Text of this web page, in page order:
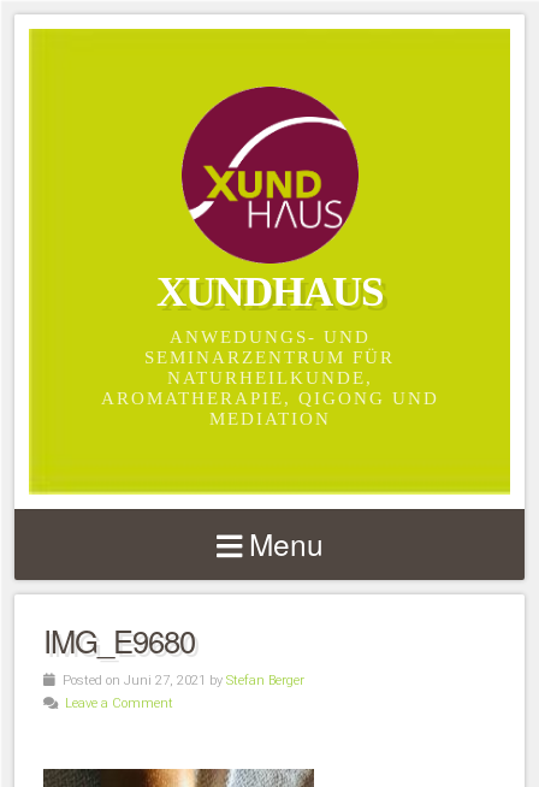
XUNDHAUS
ANWEDUNGS- UND
SEMINARZENTRUM FÜR
NATURHEILKUNDE,
AROMATHERAPIE, QIGONG UND
MEDIATION
Menu
IMG_E9680
Posted on Juni 27, 2021 by Stefan Berger
Leave a Comment